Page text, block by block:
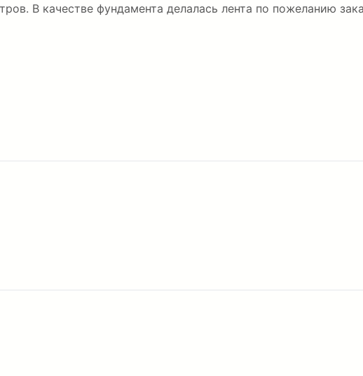
В качестве фундамента делалась лента по пожеланию